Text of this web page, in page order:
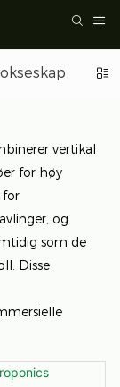
vertikal
for høy
for
og
som de
Disse